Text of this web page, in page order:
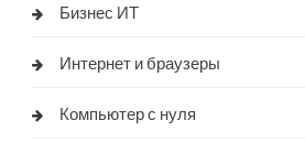
Бизнес ИТ
Интернет и браузеры
Компьютер с нуля